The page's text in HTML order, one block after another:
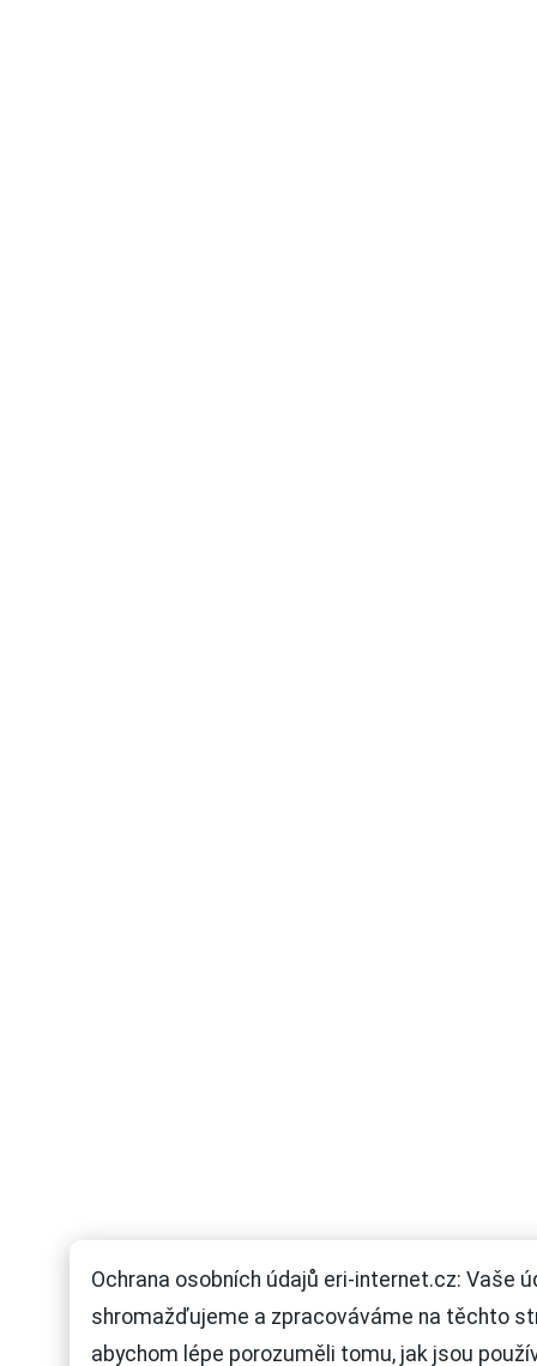
Ochrana osobních údajů eri-internet.cz: Vaše
shromažďujeme a zpracováváme na těchto
abychom lépe porozuměli tomu, jak jsou